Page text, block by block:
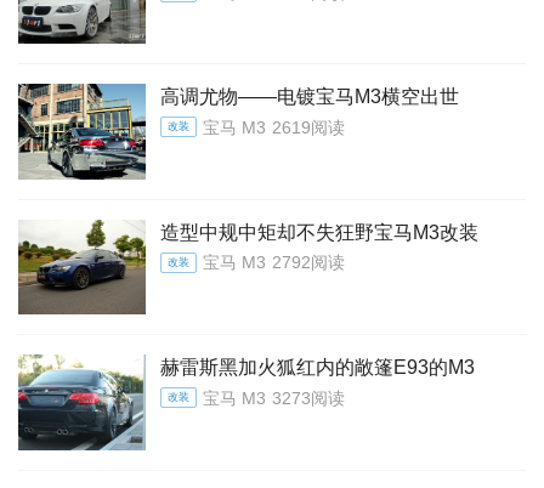
高调尤物——电镀宝马M3横空出世
改装 宝马 M3 2619阅读
造型中规中矩却不失狂野宝马M3改装
改装 宝马 M3 2792阅读
赫雷斯黑加火狐红内的敞篷E93的M3
改装 宝马 M3 3273阅读